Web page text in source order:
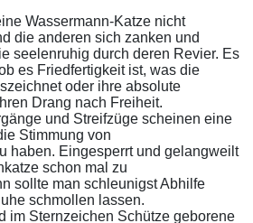
Wassermann-Katze nicht
die anderen sich zanken und
seelenruhig durch deren Revier. Es
es Friedfertigkeit ist, was die
oder ihre absolute
Drang nach Freiheit.
und Streifzüge scheinen eine
Stimmung von
haben. Eingesperrt und gelangweilt
schon mal zu
sollte man schleunigst Abhilfe
schmollen lassen.
im Sternzeichen Schütze geborene